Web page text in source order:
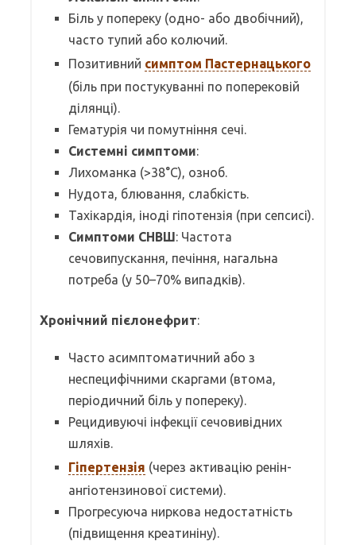
Біль у попереку (одно- або двобічний),
часто тупий або колючий.
Позитивний симптом Пастернацького
(біль при постукуванні по поперековій
ділянці).
Гематурія чи помутніння сечі.
Системні симптоми:
Лихоманка (>38°C), озноб.
Нудота, блювання, слабкість.
Тахікардія, іноді гіпотензія (при сепсисі).
Симптоми СНВШ: Частота
сечовипускання, печіння, нагальна
потреба (у 50–70% випадків).
Хронічний пієлонефрит:
Часто асимптоматичний або з
неспецифічними скаргами (втома,
періодичний біль у попереку).
Рецидивуючі інфекції сечовивідних
шляхів.
Гіпертензія (через активацію ренін-
ангіотензинової системи).
Прогресуюча ниркова недостатність
(підвищення креатиніну).